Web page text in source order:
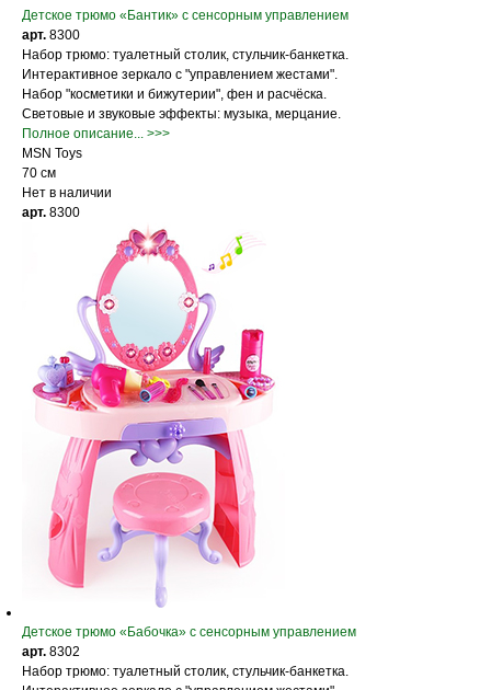
Детское трюмо «Бантик» с сенсорным управлением
арт. 8300
Набор трюмо: туалетный столик, стульчик-банкетка.
Интерактивное зеркало с "управлением жестами".
Набор "косметики и бижутерии", фен и расчёска.
Световые и звуковые эффекты: музыка, мерцание.
Полное описание... >>>
MSN Toys
70 см
Нет в наличии
арт. 8300
Детское трюмо «Бабочка» с сенсорным управлением
арт. 8302
Набор трюмо: туалетный столик, стульчик-банкетка.